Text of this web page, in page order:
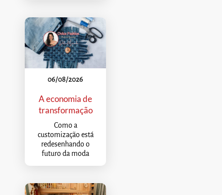
06/08/2026
A economia de
transformação
Como a
customização está
redesenhando o
futuro da moda